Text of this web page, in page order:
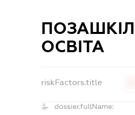
ОСВІТА
riskFactors.title
dossier.fullName: